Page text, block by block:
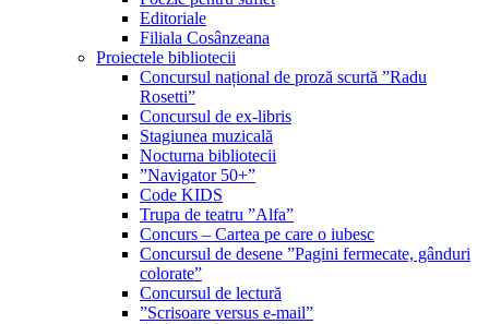
Editoriale
Filiala Cosânzeana
Proiectele bibliotecii
Concursul național de proză scurtă ”Radu
Rosetti”
Concursul de ex-libris
Stagiunea muzicală
Nocturna bibliotecii
”Navigator 50+”
Code KIDS
Trupa de teatru ”Alfa”
Concurs – Cartea pe care o iubesc
Concursul de desene ”Pagini fermecate, gânduri
colorate”
Concursul de lectură
”Scrisoare versus e-mail”